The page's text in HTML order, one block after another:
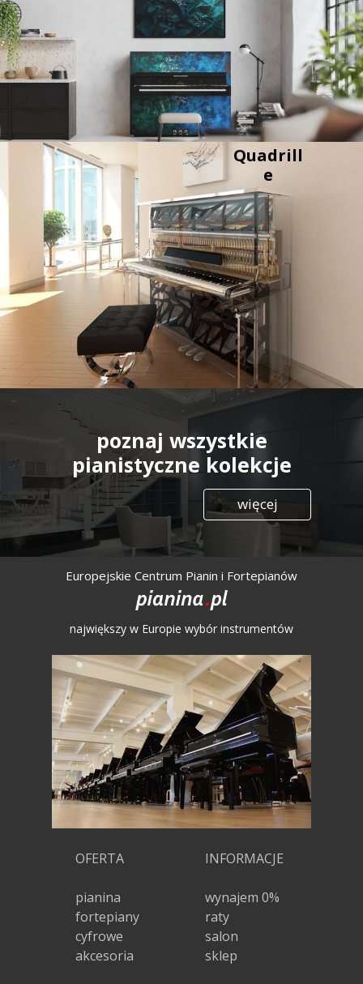
poznaj wszystkie
pianistyczne kolekcje
więcej
Quadrill
e
INFORMACJE
wynajem 0%
raty
salon
sklep
Europejskie Centrum Pianin i Fortepianów
największy w Europie wybór instrumentów
OFERTA
pianina
fortepiany
cyfrowe
akcesoria